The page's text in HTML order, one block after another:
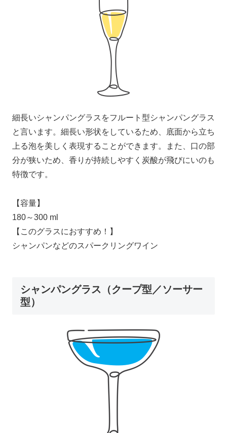
細長いシャンパングラスをフルート型シャンパングラス
と言います。細長い形状をしているため、底面から立ち
上る泡を美しく表現することができます。また、口の部
分が狭いため、香りが持続しやすく炭酸が飛びにいのも
特徴です。
【容量】
180～300 ml
【このグラスにおすすめ！】
シャンパンなどのスパークリングワイン
シャンパングラス（クープ型／ソーサー
型）